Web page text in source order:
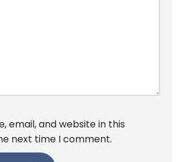
email, and website in this
next time I comment.